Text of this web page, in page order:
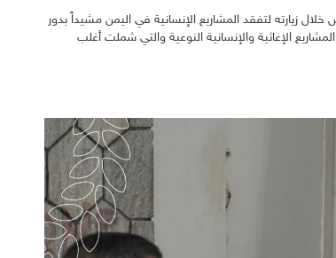
زيارته لتفقد المشاريع الإنسانية في اليمن مشيداً بدور
الإغاثية والإنسانية النوعية والتي شملت أغلب